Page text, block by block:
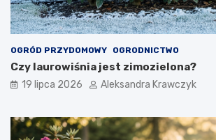
OGRÓD PRZYDOMOWY OGRODNICTWO
Czy laurowiśnia jest zimozielona?
19 lipca 2026 Aleksandra Krawczyk